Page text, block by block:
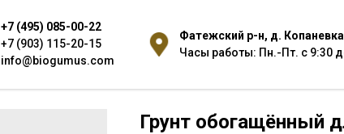
+7 (495) 085-00-22
+7 (903) 115-20-15
info@biogumus.com
Фатежский р-н, д.
Часы работы: Пн.-Пт. с 9:30
Грунт обогащённый